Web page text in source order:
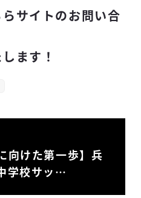
サイトのお問い合
ます！
向けた第一歩】兵
学校サッ…